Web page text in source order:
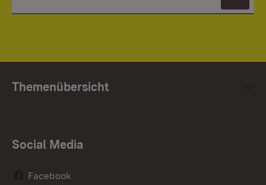
Themenübersicht
Social Media
Facebook